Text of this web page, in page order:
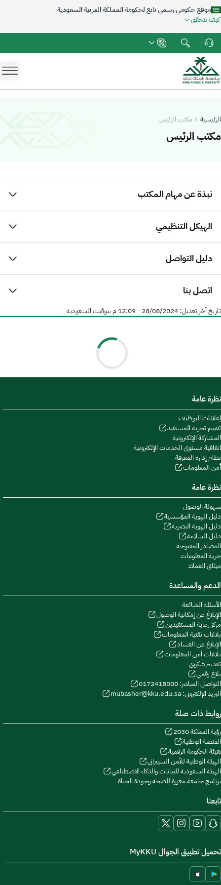
موقع حكومي رسمي تابع لحكومة المملكة العربية السعودية
كيف تتحقق
الرئيسية مكتب الرئيس
مكتب الرئيس
-
نبذة عن مهام المكتب
الهيكل التنظيمي
دليل التواصل
اتصل بنا
تاريخ آخر تعديل:28/08/2024 - 12:09 م بتوقيت السعودية
نظرة عامة
إعلانات التوظيف
تقييم تجربة المستفيد
المشاركة الإلكترونية
اتفاقية مستوى الخدمات الإلكترونية
نظام إدارة المعرفة
أمن المعلومات
نظرة عامة
سهولة الوصول
دليل الهوية المؤسسية
دليل الهوية البصرية
دليل السلامة
المصادر المفتوحة
حرية المعلومات
ميثاق العملاء
الدعم والمساعدة
الأسئلة الشائعة
الإبلاغ عن إمكانية الوصول
مركز رعاية المستفيدين
بلاغات تقنية المعلومات
الإبلاغ عن الفساد
بلاغات أمن المعلومات
تقديم شكوى
بلاغ رقمي
التواصل المباشر: 0172418000
البريد الإلكتروني: mubasher@kku.edu.sa
روابط ذات صلة
رؤية المملكة 2030
المنصة الوطنية
هيئة الحكومة الرقمية
الهيئة الوطنية للأمن السيبراني
الهيئة السعودية للبيانات والذكاء الاصطناعي
برنامج جامعة معززة للصحة وجودة الحياة
تابعنا
تحميل تطبيق الجوال MyKKU